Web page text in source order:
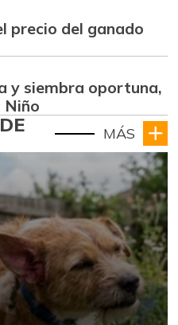
precio del ganado
y siembra oportuna,
Niño
MÁS